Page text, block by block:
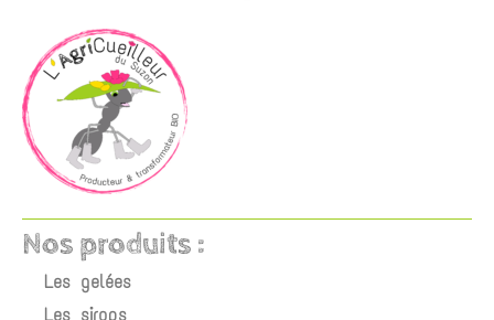
Nos produits :
Les gelées
Les sirops